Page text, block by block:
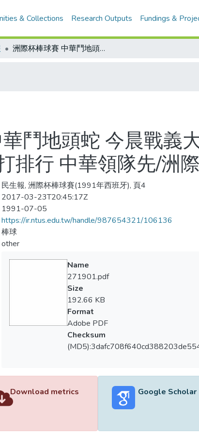
& Collections Research Outputs Fundings &
洲際杯棒球賽 中華鬥地頭蛇 今晨戰義大利 蔡明宏先發主投 勝算6成以上/全壘打排行 中華領隊先/洲際杯棒球賽戰績表
鬥地頭蛇 今晨戰義
排行 中華領隊先/洲
民生報, 洲際杯棒球賽(1991年西班牙), 頁4
2017-03-23T20:45:17Z
1991-07-05
https://ir.ntus.edu.tw/handle/987654321/106136
棒球
other
Name
271901.pdf
Size
192.66 KB
Format
Adobe PDF
Checksum
Download metrics Google Scholar